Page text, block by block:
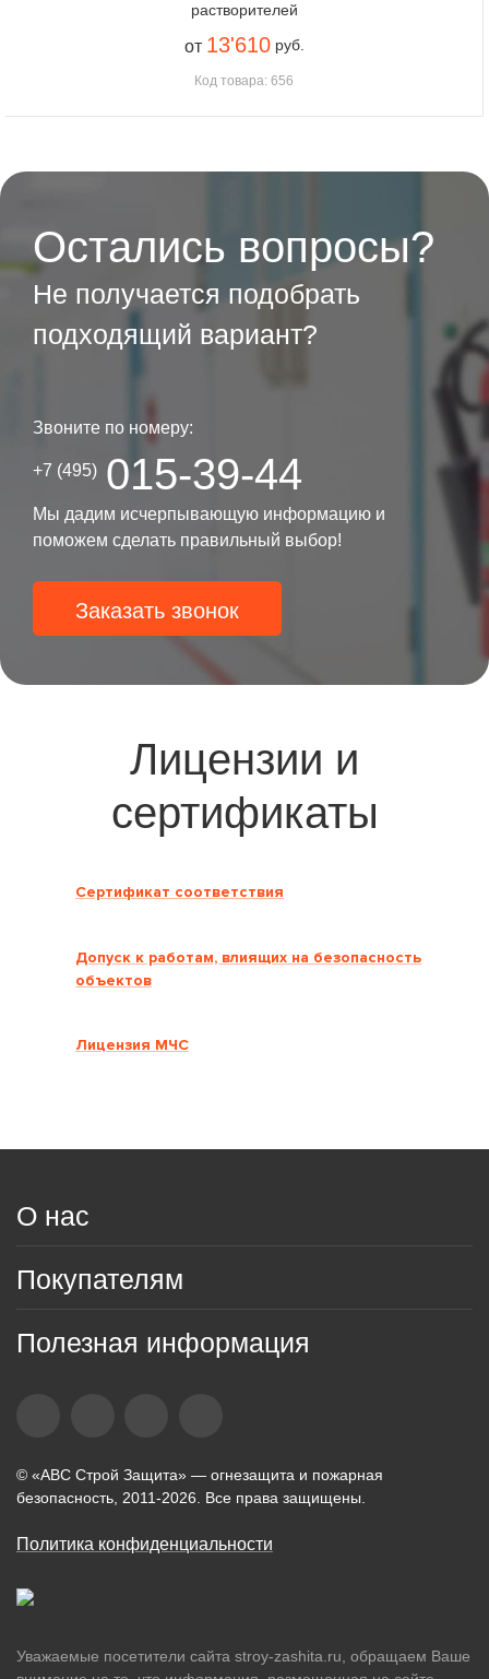
растворителей
от 13'610 руб.
Код товара: 656
Остались вопросы?
Не получается подобрать
подходящий вариант?
Звоните по номеру:
+7 (495) 015-39-44
Мы дадим исчерпывающую информацию и
поможем сделать правильный выбор!
Заказать звонок
Лицензии и
сертификаты
Сертификат соответствия
Допуск к работам, влиящих на безопасность
объектов
Лицензия МЧС
О нас
Покупателям
Полезная информация
© «АВС Строй Защита» — огнезащита и пожарная
безопасность, 2011-2026. Все права защищены.
Политика конфиденциальности
Уважаемые посетители сайта stroy-zashita.ru, обращаем Ваше